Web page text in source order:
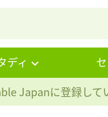
ディ
Japanに登録して